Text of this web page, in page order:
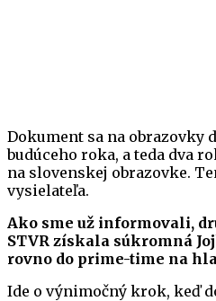
Dokument sa na obrazovky
budúceho roka, a teda dva
na slovenskej obrazovke.
vysielateľa.
Ako sme už informovali,
STVR získala súkromná
rovno do prime-time na
Ide o výnimočný krok, keď